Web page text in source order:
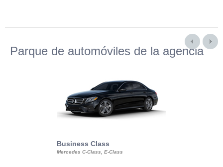
Parque de automóviles de la agencia
Business Class
Mercedes C-Class, E-Class